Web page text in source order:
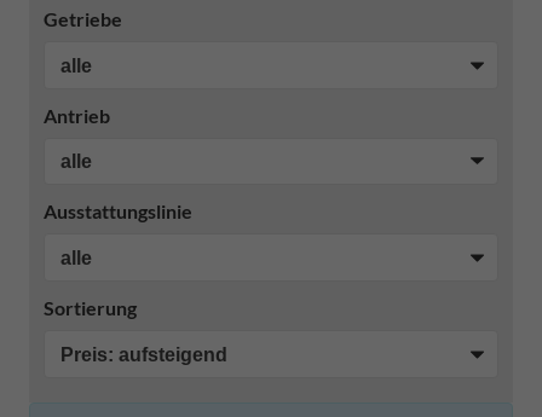
Getriebe
Antrieb
Ausstattungslinie
Sortierung